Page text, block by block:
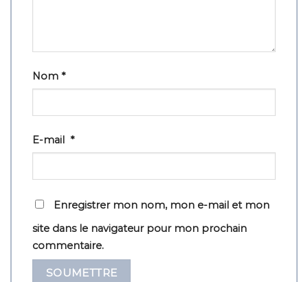
Nom *
E-mail *
Enregistrer mon nom, mon e-mail et mon
site dans le navigateur pour mon prochain
commentaire.